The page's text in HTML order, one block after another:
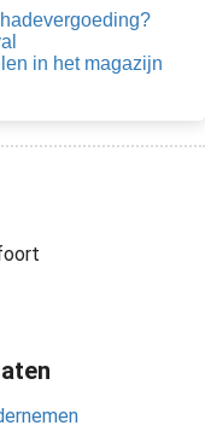
in het magazijn